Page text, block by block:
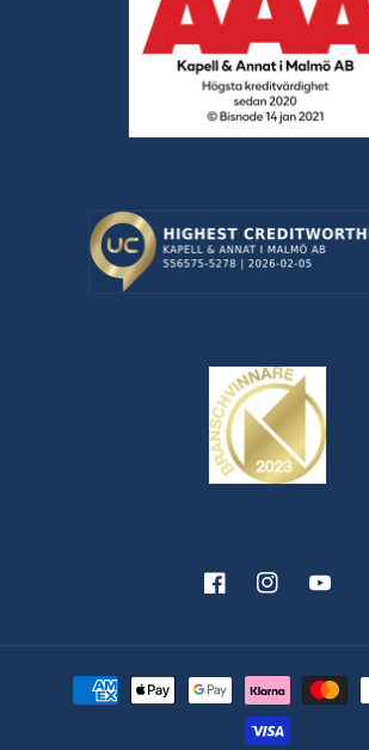
FacebookInstagramYouTube
Betalningsmetoder